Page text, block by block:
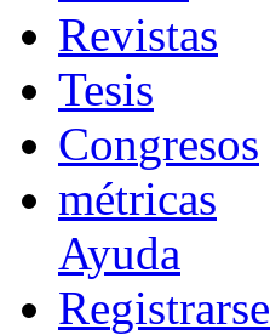
Revistas
Tesis
Congresos
métricas
Ayuda
Registrarse